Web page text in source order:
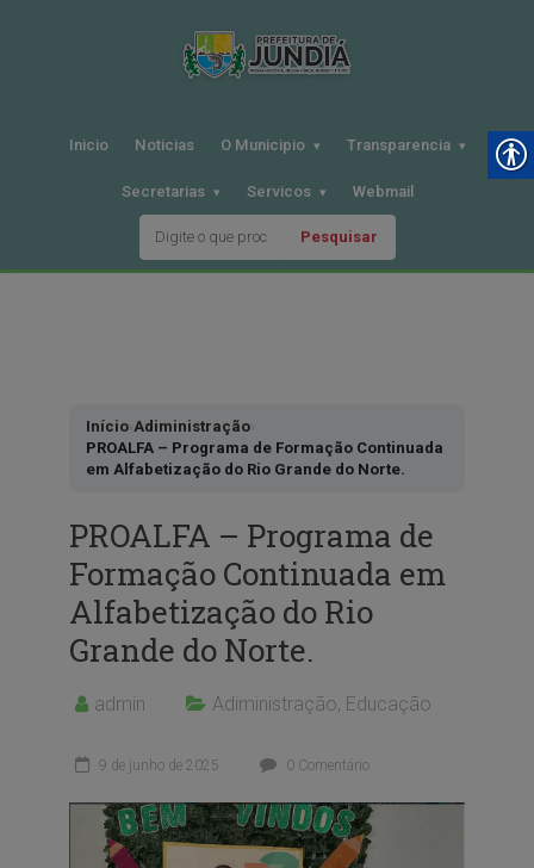
Inicio Noticias O Municipio Transparencia
Secretarias Servicos Webmail
Pesquisar
Início›Adiministração›
PROALFA – Programa de Formação Continuada
em Alfabetização do Rio Grande do Norte.
PROALFA – Programa de
Formação Continuada em
Alfabetização do Rio
Grande do Norte.
admin Adiministração, Educação
9 de junho de 2025 0 Comentário